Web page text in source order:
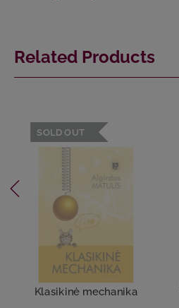
Related Products
SOLD OUT
Klasikinė mechanika